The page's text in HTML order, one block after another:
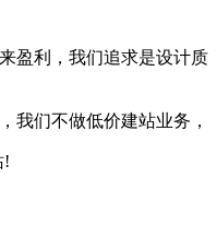
盈利，我们追求是设计质
我们不做低价建站业务，
!